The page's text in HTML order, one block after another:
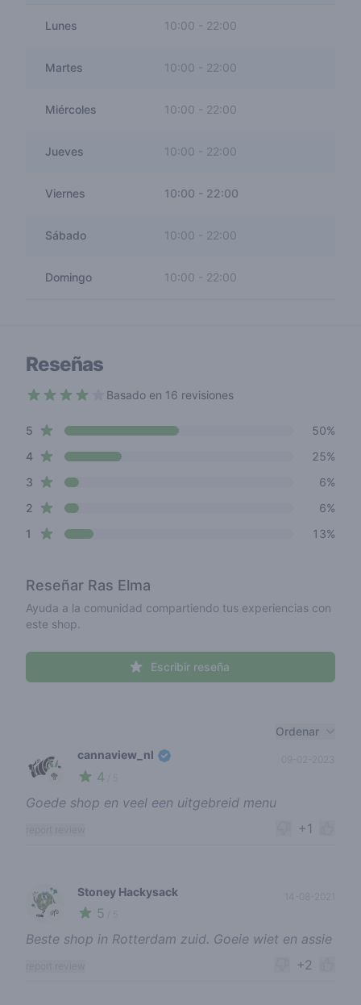
Lunes 10:00 - 22:00
Martes 10:00 22:00
Miércoles 10:00 - 22:00
Jueves 10:00 22:00
Viernes 10:00 - 22:00
Sábado 10:00 22:00
Domingo 10:00 - 22:00
Reseñas
Basado en 16 revisiones
Review data
5 star reviews
50%
4star reviews
25%
3 star reviews
6%
2 star reviews
6%
1 star reviews 13%
Reseñar Ras Elma
Ayuda a la comunidad compartiendo tus experiencias con
este shop.
Escribir reseña
Ordenar
🥦
cannaview_nl
4
09-02-2023
Goede shop en veel een uitgebreid menu
+1
🌱
Stoney Hackysack
5
Beste shop in Rotterdam zuid. Goeie wiet en assie
+2